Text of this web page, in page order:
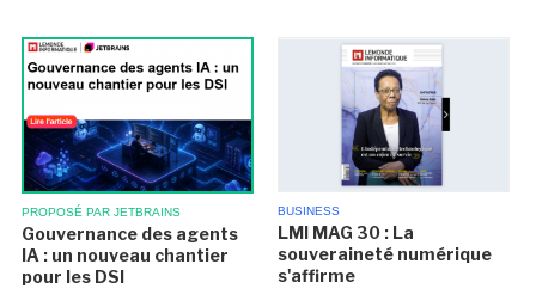
PROPOSÉ PAR JETBRAINS
Gouvernance des agents
IA : un nouveau chantier
pour les DSI
BUSINESS
LMI MAG 30 : La
souveraineté numérique
s'affirme